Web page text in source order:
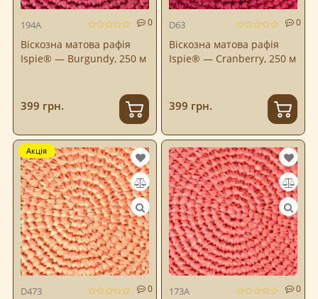
194A 0
Віскозна матова рафія
Ispie® — Burgundy, 250 м
399 грн.
D63 0
Віскозна матова рафія
Ispie® — Cranberry, 250 м
399 грн.
D473 0
Акція
173A 0